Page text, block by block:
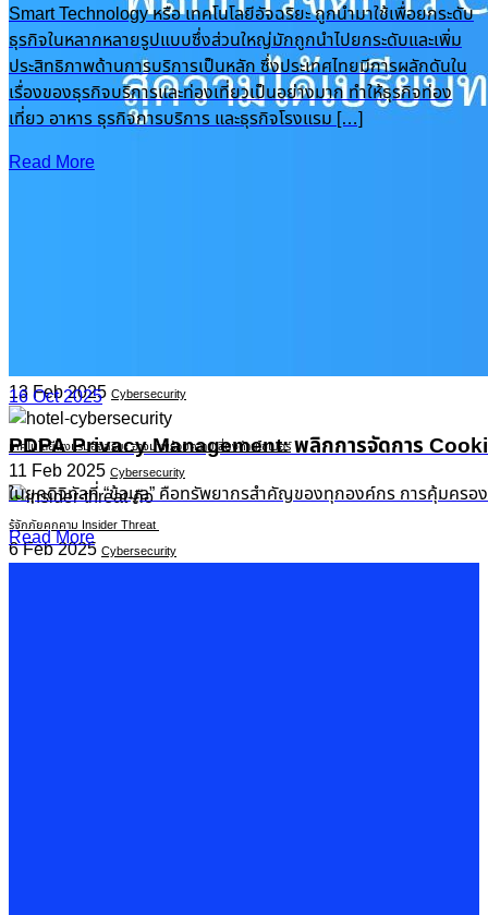
16 Oct 2025
PDPA Privacy Management: พลิกการจัดการ
ในยุคดิจิทัลที่ “ข้อมูล” คือทรัพยากรสำคัญของทุกองค์กร การคุ้มครอ
Read More
Smart Technology หรือ เทคโนโลยีอัจฉริยะ ถูกนำมาใช้เพื่อยกระดับ
ธุรกิจในหลากหลายรูปแบบซึ่งส่วนใหญ่มักถูกนำไปยกระดับและเพิ่ม
ประสิทธิภาพด้านการบริการเป็นหลัก ซึ่งประเทศไทยมีการผลักดันใน
เรื่องของธุรกิจบริการและท่องเที่ยวเป็นอย่างมาก ทำให้ธุรกิจท่อง
เที่ยว อาหาร ธุรกิจการบริการ และธุรกิจโรงแรม […]
Read More
13 Feb 2025 Cybersecurity
เทคโนโลยีโรงแรมอัจฉริยะ อาจมาพร้อมความเสี่ยงด้านไซเบอร์
11 Feb 2025 Cybersecurity
รู้จักภัยคุกคาม Insider Threat
6 Feb 2025 Cybersecurity